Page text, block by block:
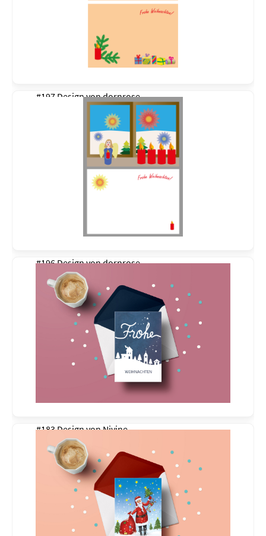
#197 Design vondornrose
#196 Design vondornrose
#183 Design vonNivine